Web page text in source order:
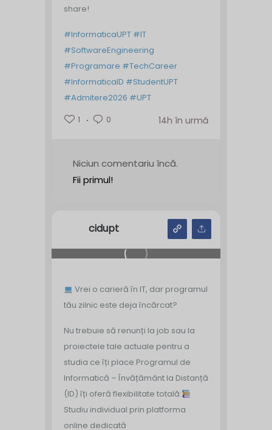
share!
#InformaticaUPT #IT
#SoftwareEngineering
#Programare #TechCareer
#InformaticaID #StudentUPT
#Admitere2026 #UPT
1
0 14h în urmă
Niciun comentariu încă.
Fii primul!
cidupt
Vrei o carieră în IT, dar programul
tău zilnic este deja încărcat?
Nu trebuie să renunți la job sau la
proiectele tale actuale pentru a
studia ce îți place.Programul de
Informatică – Învățământ la Distanță
(ID) îți oferă flexibilitate totală:
Studiu individual prin platforma
online dedicată